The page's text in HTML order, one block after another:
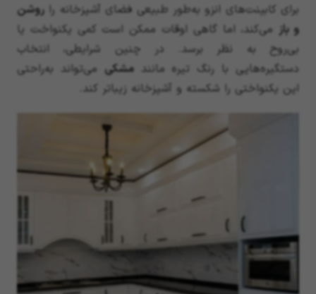
برای کابینت‌های انزو به‌طور طبیعی فضای آشپزخانه را روشن
و باز می‌کند، اما گاهی اوقات ممکن است کمی یکنواخت یا
بی‌روح به نظر برسد. در چنین شرایطی، انتخاب
دستگیره‌هایی با رنگ تیره مانندمشکی می‌تواند به‌راحتی
این یکنواختی را شکسته و آشپزخانه زیباتر کند.